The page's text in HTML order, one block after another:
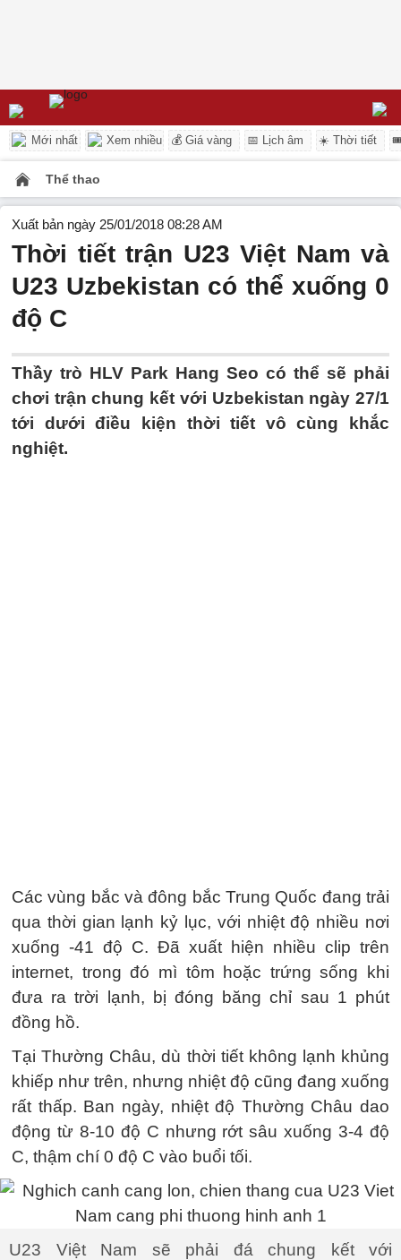
Mới nhất Xem nhiều 💰 Giá vàng 📅 Lịch âm ☀️ Thời tiết
Thể thao
Xuất bản ngày 25/01/2018 08:28 AM
Thời tiết trận U23 Việt Nam và
U23 Uzbekistan có thể xuống 0
độ C
Thầy trò HLV Park Hang Seo có thể sẽ phải
chơi trận chung kết với Uzbekistan ngày 27/1
tới dưới điều kiện thời tiết vô cùng khắc
nghiệt.
Các vùng bắc và đông bắc Trung Quốc đang trải
qua thời gian lạnh kỷ lục, với nhiệt độ nhiều nơi
xuống -41 độ C. Đã xuất hiện nhiều clip trên
internet, trong đó mì tôm hoặc trứng sống khi
đưa ra trời lạnh, bị đóng băng chỉ sau 1 phút
đồng hồ.
Tại Thường Châu, dù thời tiết không lạnh khủng
khiếp như trên, nhưng nhiệt độ cũng đang xuống
rất thấp. Ban ngày, nhiệt độ Thường Châu dao
động từ 8-10 độ C nhưng rớt sâu xuống 3-4 độ
C, thậm chí 0 độ C vào buổi tối.
U23 Việt Nam sẽ phải đá chung kết với